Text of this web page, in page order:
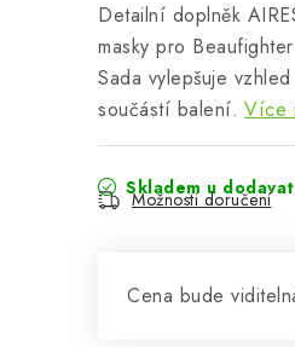
Detailní doplněk
masky pro
Sada vylepšuje
součástí balení. Více
Skladem u
Možnosti doručení
Cena bude